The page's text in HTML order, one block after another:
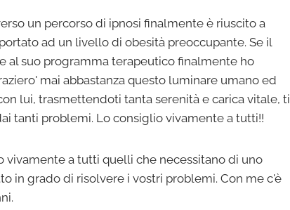
un percorso di ipnosi finalmente è riuscito a
ad un livello di obesità preoccupante. Se il
al suo programma terapeutico finalmente ho
mai abbastanza questo luminare umano ed
lui, trasmettendoti tanta serenità e carica vitale, ti
tanti problemi. Lo consiglio vivamente a tutti!!
vivamente a tutti quelli che necessitano di uno
in grado di risolvere i vostri problemi. Con me c'è